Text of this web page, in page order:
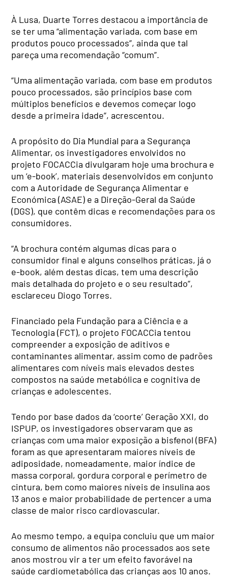
À Lusa, Duarte Torres destacou a importância de
se ter uma “alimentação variada, com base em
produtos pouco processados”, ainda que tal
pareça uma recomendação “comum”.
“Uma alimentação variada, com base em produtos
pouco processados, são princípios base com
múltiplos benefícios e devemos começar logo
desde a primeira idade”, acrescentou.
A propósito do Dia Mundial para a Segurança
Alimentar, os investigadores envolvidos no
projeto FOCACCia divulgaram hoje uma brochura e
um ‘e-book’, materiais desenvolvidos em conjunto
com a Autoridade de Segurança Alimentar e
Económica (ASAE) e a Direção-Geral da Saúde
(DGS), que contêm dicas e recomendações para os
consumidores.
“A brochura contém algumas dicas para o
consumidor final e alguns conselhos práticas, já o
e-book, além destas dicas, tem uma descrição
mais detalhada do projeto e o seu resultado”,
esclareceu Diogo Torres.
Financiado pela Fundação para a Ciência e a
Tecnologia (FCT), o projeto FOCACCia tentou
compreender a exposição de aditivos e
contaminantes alimentar, assim como de padrões
alimentares com níveis mais elevados destes
compostos na saúde metabólica e cognitiva de
crianças e adolescentes.
Tendo por base dados da ‘coorte’ Geração XXI, do
ISPUP, os investigadores observaram que as
crianças com uma maior exposição a bisfenol (BFA)
foram as que apresentaram maiores níveis de
adiposidade, nomeadamente, maior índice de
massa corporal, gordura corporal e perímetro de
cintura, bem como maiores níveis de insulina aos
13 anos e maior probabilidade de pertencer a uma
classe de maior risco cardiovascular.
Ao mesmo tempo, a equipa concluiu que um maior
consumo de alimentos não processados aos sete
anos mostrou vir a ter um efeito favorável na
saúde cardiometabólica das crianças aos 10 anos.